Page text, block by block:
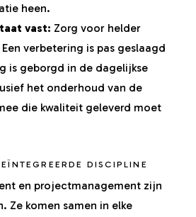
heen.
vast: Zorg voor helder
verbetering is pas geslaagd
is geborgd in de dagelijkse
het onderhoud van de
die kwaliteit geleverd moet
DISCIPLINE
en projectmanagement zijn
Ze komen samen in elke